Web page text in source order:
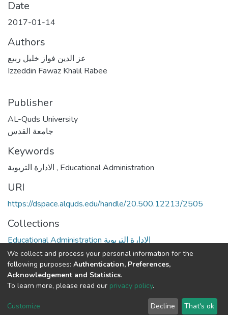
Date
2017-01-14
Authors
عز الدين فواز خليل ربيع
Izzeddin Fawaz Khalil Rabee
Publisher
AL-Quds University
جامعة القدس
Keywords
, Educational Administration
URI
https://dspace.alquds.edu/handle/20.500.12213/2505
Collections
Educational Administration الادارة التربوية
Full item page
Cookie
End User
Send
We collect and process your personal information for the
following purposes: Authentication, Preferences,
Acknowledgement and Statistics.
To learn more, please read our privacy policy.
Customize Decline That's ok